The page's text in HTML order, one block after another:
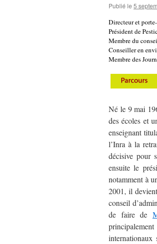
Publié le 5
Directeur et
Président de
Membre du
Conseiller en
Membre des
Né le 9 mai
des écoles et
enseignant
l’Inra à la
décisive pour
ensuite le
notamment à
2001, il
conseil
de faire de